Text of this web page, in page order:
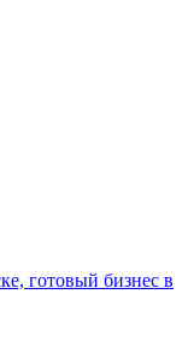
готовый бизнес в